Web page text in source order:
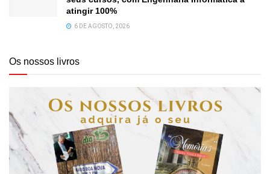
atingir 100%
6 DE AGOSTO, 2026
Os nossos livros